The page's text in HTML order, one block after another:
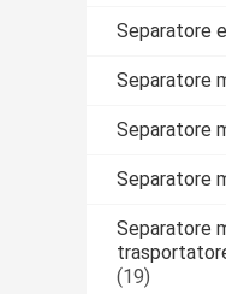
Separatore
Separatore
Separatore
Separatore
Separatore
(19)